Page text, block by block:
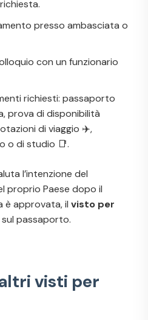
presso ambasciata o
con un funzionario
richiesti: passaporto
prova di disponibilità
di viaggio ✈️,
o di studio 📑.
l’intenzione del
proprio Paese dopo il
è approvata, il visto per
passaporto.
visti per